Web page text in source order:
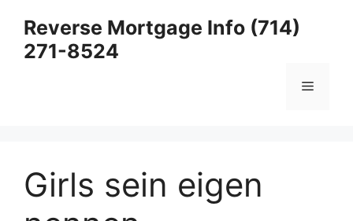
content
Reverse Mortgage Info (714)
271-8524
Menu
Girls sein eigen